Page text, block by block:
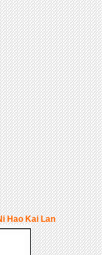
Hao Kai Lan